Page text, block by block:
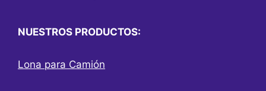
NUESTROS PRODUCTOS:
Lona para Camión